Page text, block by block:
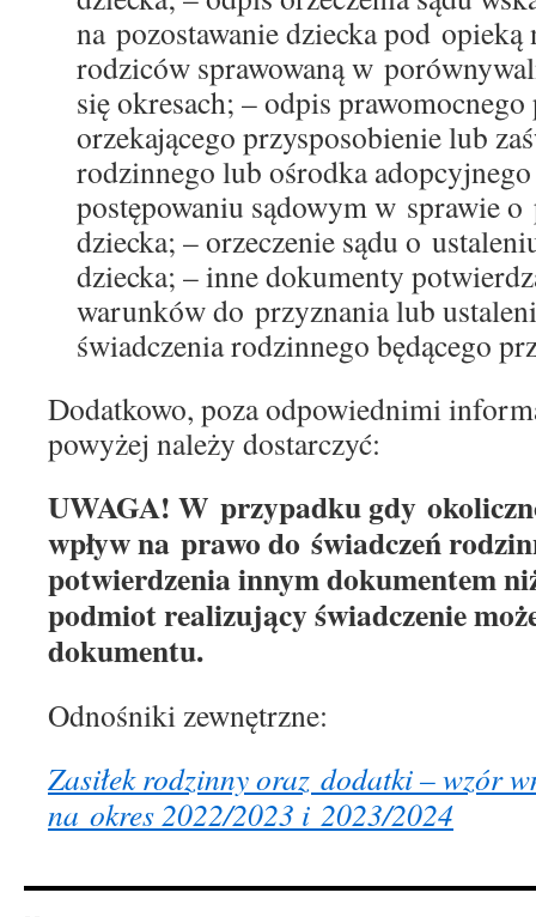
na pozostawanie dziecka pod opieką
rodziców sprawowaną w
się okresach; – odpis
orzekającego przysposobienie lub
rodzinnego lub ośrodka
postępowaniu sądowym w sprawie
dziecka; – orzeczenie sądu o
dziecka; – inne dokumenty
warunków do przyznania lub
świadczenia rodzinnego będącego
Dodatkowo, poza odpowiednimi
powyżej należy dostarczyć:
UWAGA! W przypadku gdy
wpływ na prawo do świadczeń
potwierdzenia innym dokumentem
podmiot realizujący świadczenie
dokumentu.
Odnośniki zewnętrzne:
Zasiłek rodzinny oraz dodatki – wzór
na okres 2022/2023 i 2023/2024